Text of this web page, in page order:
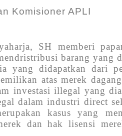
Komisioner APLI
SH memberi
barang yang
yang didapatkan dari
atas merek
investasi illegal yang
dalam industri direct
kasus yang
dan hak lisensi